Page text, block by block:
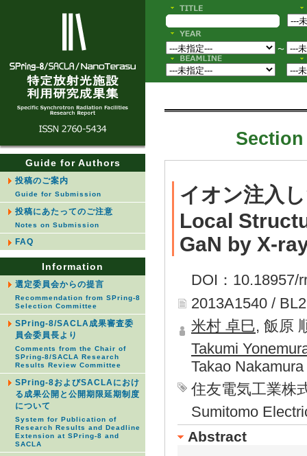
Guide for Authors
投稿のご案内
Guide for Submission
投稿にあたってのご注意
Notes on Submission
FAQ
Information
選定委員会からの提言
Recommendation from SPring-8
Selection Committee
SPring-8/SACLA成果審査委
員会委員長より
Comments from the Chair of
SPring-8/SACLA Research
Results Review Committee
SPring-8およびSACLAにおけ
る成果公開と公開期限延期制度
について
System for Publication of
Research Results and Deadline
Extension at SPring-8 and
SACLA
〜
イオン注入
Local
GaN by X-
DOI：10.18957/
2013A1540 /
米村 卓巳, 飯原
Takumi
Takao Nakamura
住友電気工業株
Sumitomo
Abstract